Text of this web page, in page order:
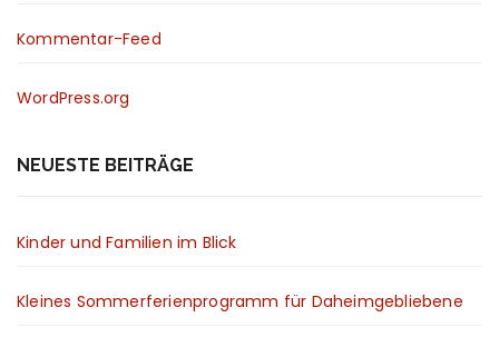
Kommentar-Feed
WordPress.org
NEUESTE BEITRÄGE
Kinder und Familien im Blick
Kleines Sommerferienprogramm für Daheimgebliebene